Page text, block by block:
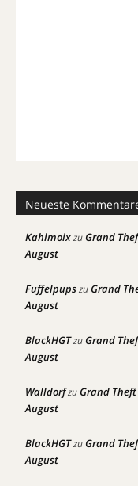
Neueste
KahlmoixzuGrand
August
FuffelpupszuGrand
August
BlackHGTzuGrand
August
WalldorfzuGrand Theft
August
BlackHGTzuGrand
August